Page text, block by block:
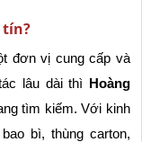
tín?
đơn vị cung cấp và
lâu dài thì
Hoàng
tìm kiếm. Với kinh
bì, thùng carton,